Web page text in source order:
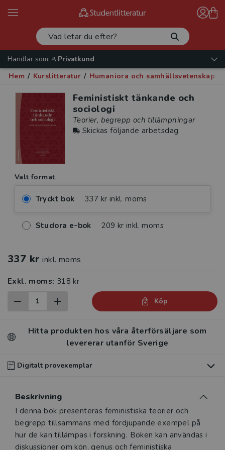
Handlar som:
Privatkund
Hem / Kurslitteratur / Humaniora och samhällsvetenskap
Feministiskt tänkande och
sociologi
Teorier, begrepp och tillämpningar
Skickas följande arbetsdag
Valt format
Tryckt bok 337 kr inkl. moms
Studora e-bok 209 kr inkl. moms
337 kr inkl. moms
Exkl. moms: 318 kr
Köp
Hitta produkten hos våra återförsäljare som
levererar utanför Sverige
Digitalt provexemplar
digitalt provexemplar av den här produkten
Våra digitala provexemplar tillhandahålls via Studora.se
och ger dig tillgång till boken under 180 dagar. Observera
att erbjudandet endast gäller relevanta produkter för din
Beskrivning
Beskrivning
I denna bok presenteras feministiska teorier och
begrepp tillsammans med fördjupande exempel på
hur de kan tillämpas i forskning. Boken kan användas i
diskussioner om kön, genus och feministiska